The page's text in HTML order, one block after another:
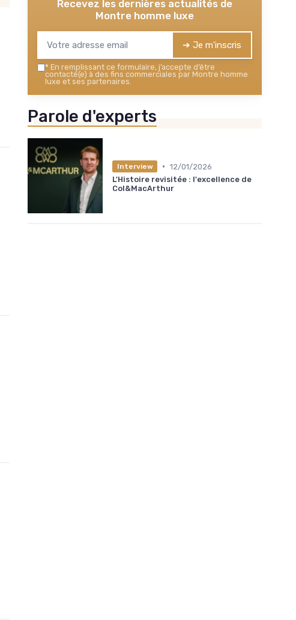
Recevez les dernières actualités de
Montre homme luxe
➔ Je m'inscris
* En remplissant ce formulaire, j’accepte d’être
contacté(e) à des fins commerciales par Montre homme
luxe et ses partenaires.
Parole d'experts
Interview • 12/01/2026
L'Histoire revisitée : l'excellence de
Col&MacArthur